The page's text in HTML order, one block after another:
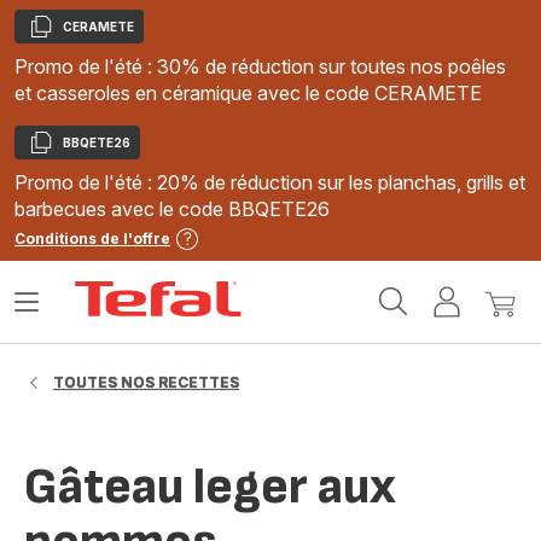
Copier
CERAMETE
Promo de l'été : 30% de réduction sur toutes nos poêles
et casseroles en céramique avec le code CERAMETE
Copier
BBQETE26
Promo de l'été : 20% de réduction sur les planchas, grills et
barbecues avec le code BBQETE26
Conditions de l'offre
MonMon
Ouvrir
TOUTES NOS RECETTES
Gâteau leger aux